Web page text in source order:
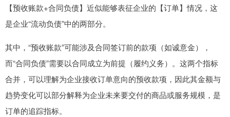
【预收账款+合同负债】近似能够表征企业的【订单】情况，这
是企业“流动负债”中的两部分。
其中，“预收账款”可能涉及合同签订前的款项（如诚意金），
而“合同负债”需要以合同成立为前提（履约义务）。这两个指标
合并，可以理解为企业接收订单意向的预收款项，因此其金额与
趋势变化可以部分解释为企业未来要交付的商品或服务规模，是
订单的追踪指标。